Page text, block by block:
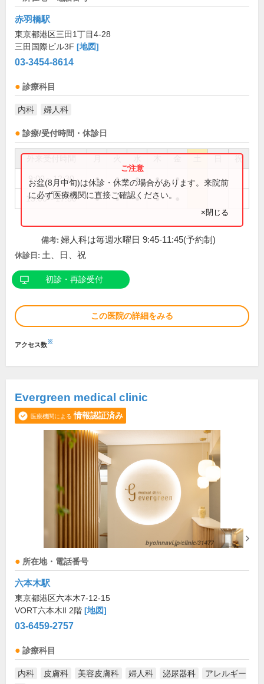
赤羽橋駅
東京都港区三田1丁目4-28
三田国際ビル3F [地図]
03-3454-8614
診療科目
内科 婦人科
診療/受付時間・休診日
祝
9:00～12:30 ● ● ● ● ●
15:00～17:30 ● ● ● ●
お盆(8月中旬)は休診・休業の場合があります。来院前
に必ず医療機関に直接ご確認ください。
×閉じる
備考: 婦人科は毎週水曜日 9:45-11:45(予約制)
休診日: 土、日、祝
初診・再診受付
この医院の詳細をみる
アクセス数※
Evergreen medical clinic
医療機関による 情報認証済み
所在地・電話番号
六本木駅
東京都港区六本木7-12-15
VORT六本木Ⅱ 2階 [地図]
03-6459-2757
診療科目
内科 皮膚科 美容皮膚科 婦人科 泌尿器科
アレルギー